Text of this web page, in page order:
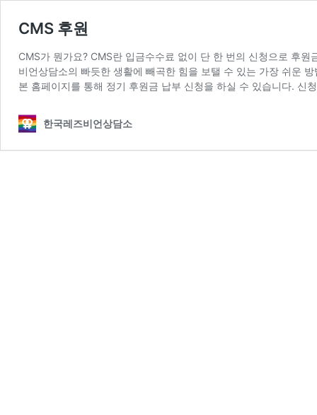
CMS 후원
CMS가 뭔가요? CMS란 입금수수료 없이 단 한 번의 신청으로 후
비언상담소의 빠듯한 생활에 빼곡한 힘을 보탤 수 있는 가장 쉬운
본 홈페이지를 통해 정기 후원금 납부 신청을 하실 수 있습니다.
한국레즈비언상담소